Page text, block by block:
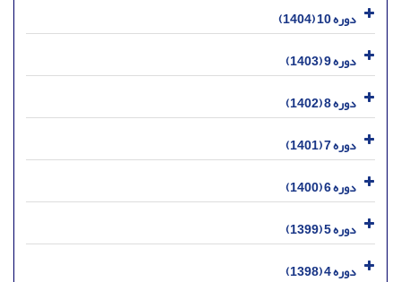
دوره 10 (1404)
دوره 9 (1403)
دوره 8 (1402)
دوره 7 (1401)
دوره 6 (1400)
دوره 5 (1399)
دوره 4 (1398)